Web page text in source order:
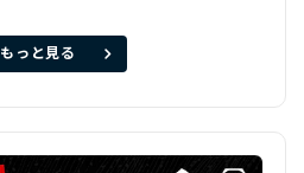
もっと見る